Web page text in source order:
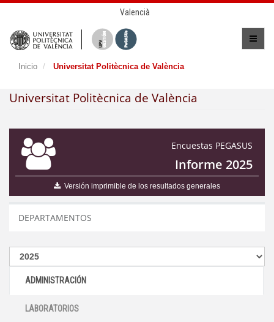
Valencià
Inicio Universitat Politècnica de València
Universitat Politècnica de València
Encuestas PEGASUS
Informe 2025
Versión imprimible de los resultados generales
DEPARTAMENTOS
ADMINISTRACIÓN
LABORATORIOS